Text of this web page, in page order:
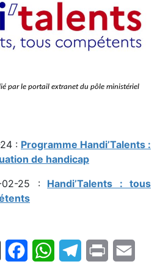
par le portail extranet du pôle ministériel
: Programme Handi’Talents :
de handicap
25 :
Handi’Talents : tous
FacebookWhatsAppTelegram
Print